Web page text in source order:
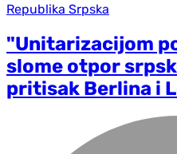
Republika Srpska
"Unitarizacijom
slome otpor
pritisak Berlina i